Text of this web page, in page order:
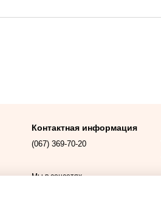
Контактная информация
(067) 369-70-20
Мы в соцсетях